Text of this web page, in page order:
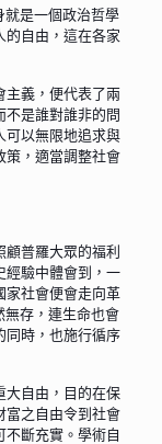
是一個政治哲學
的自由，這在各家
主義，便代表了兩
不是誰對誰非的問
可以無限地追求與
策，適當調整社會
顧普羅大眾的福利
經驗中體會到，一
家社會便會走向革
無存，連生命也會
同時，也施行循序
大自由，目的在保
富之自由令到社會
不斷充實。學術自